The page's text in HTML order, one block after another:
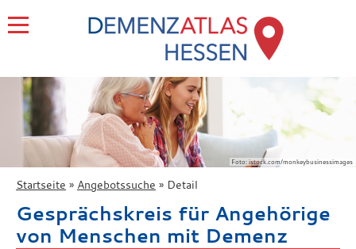
Foto: istock.com/monkeybusinessimages
Startseite Angebotssuche Detail
Gesprächskreis für Angehörige
von Menschen mit Demenz